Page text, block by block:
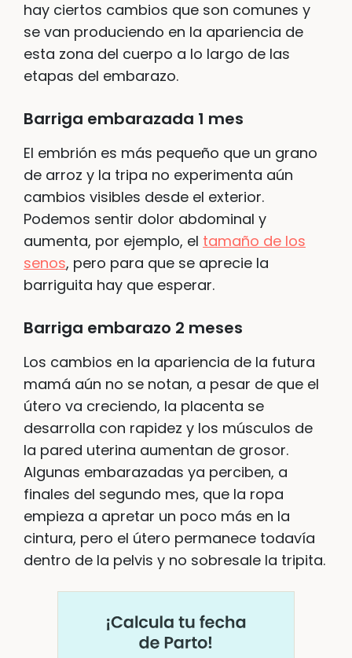
hay ciertos cambios que son comunes y
se van produciendo en la apariencia de
esta zona del cuerpo a lo largo de las
etapas del embarazo.
Barriga embarazada 1 mes
El embrión es más pequeño que un grano
de arroz y la tripa no experimenta aún
cambios visibles desde el exterior.
Podemos sentir dolor abdominal y
aumenta, por ejemplo, el tamaño de los
senos, pero para que se aprecie la
barriguita hay que esperar.
Barriga embarazo 2 meses
Los cambios en la apariencia de la futura
mamá aún no se notan, a pesar de que el
útero va creciendo, la placenta se
desarrolla con rapidez y los músculos de
la pared uterina aumentan de grosor.
Algunas embarazadas ya perciben, a
finales del segundo mes, que la ropa
empieza a apretar un poco más en la
cintura, pero el útero permanece todavía
dentro de la pelvis y no sobresale la tripita.